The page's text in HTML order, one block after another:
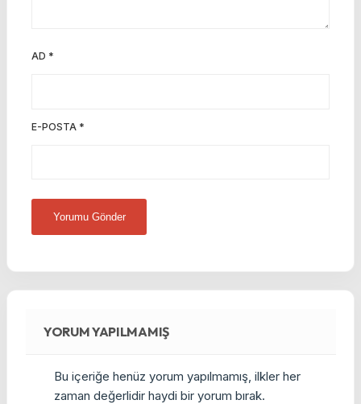
AD *
E-POSTA *
YORUM YAPILMAMIŞ
Bu içeriğe henüz yorum yapılmamış, ilkler her
zaman değerlidir haydi bir yorum bırak.